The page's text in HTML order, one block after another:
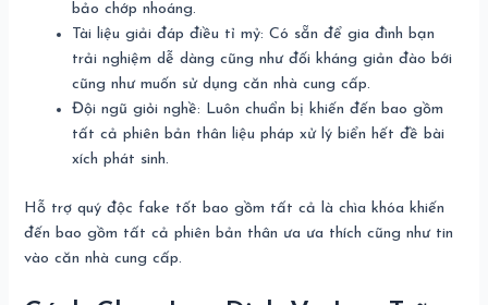
bảo chớp nhoáng.
Tài liệu giải đáp điều tỉ mỷ: Có sẵn để gia đình bạn
trải nghiệm dễ dàng cũng như đối kháng giản đào bới
cũng như muốn sử dụng căn nhà cung cấp.
Đội ngũ giỏi nghề: Luôn chuẩn bị khiến đến bao gồm
tất cả phiên bản thân liệu pháp xử lý biển hết đề bài
xích phát sinh.
Hỗ trợ quý độc fake tốt bao gồm tất cả là chìa khóa khiến
đến bao gồm tất cả phiên bản thân ưa ưa thích cũng như tin
vào căn nhà cung cấp.